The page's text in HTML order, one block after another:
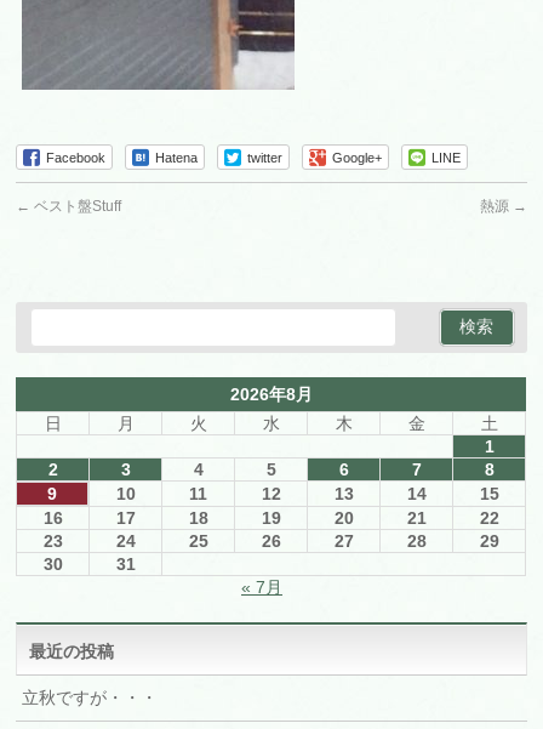
Facebook Hatena twitter Google+ LINE
← ベスト盤Stuff 熱源 →
2026年8月
日
月 火 水 木 金
土
1
2
3 4 5 6 7
8
9
10 11 12 13 14
15
16
17 18 19 20 21
22
23
24 25 26 27 28
29
30
31
« 7月
最近の投稿
立秋ですが・・・